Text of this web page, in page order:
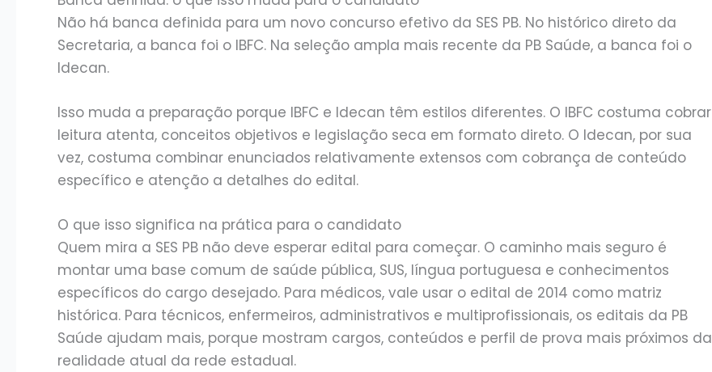
Não há banca definida para um novo concurso efetivo da SES PB. No histórico direto da
Secretaria, a banca foi o IBFC. Na seleção ampla mais recente da PB Saúde, a banca foi o
Idecan.
Isso muda a preparação porque IBFC e Idecan têm estilos diferentes. O IBFC costuma cobrar
leitura atenta, conceitos objetivos e legislação seca em formato direto. O Idecan, por sua
vez, costuma combinar enunciados relativamente extensos com cobrança de conteúdo
específico e atenção a detalhes do edital.
O que isso significa na prática para o candidato
Quem mira a SES PB não deve esperar edital para começar. O caminho mais seguro é
montar uma base comum de saúde pública, SUS, língua portuguesa e conhecimentos
específicos do cargo desejado. Para médicos, vale usar o edital de 2014 como matriz
histórica. Para técnicos, enfermeiros, administrativos e multiprofissionais, os editais da PB
Saúde ajudam mais, porque mostram cargos, conteúdos e perfil de prova mais próximos da
realidade atual da rede estadual.